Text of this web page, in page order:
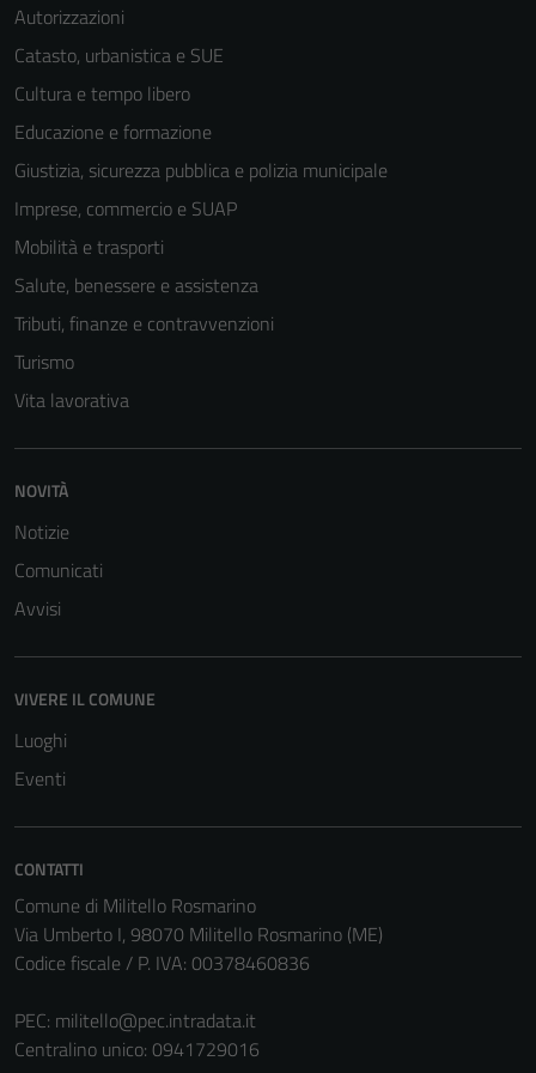
Autorizzazioni
Catasto, urbanistica e SUE
Cultura e tempo libero
Educazione e formazione
Giustizia, sicurezza pubblica e polizia municipale
Imprese, commercio e SUAP
Mobilità e trasporti
Salute, benessere e assistenza
Tributi, finanze e contravvenzioni
Turismo
Vita lavorativa
NOVITÀ
Notizie
Comunicati
Avvisi
VIVERE IL COMUNE
Luoghi
Eventi
CONTATTI
Comune di Militello Rosmarino
Via Umberto I, 98070 Militello Rosmarino (ME)
Codice fiscale / P. IVA: 00378460836
PEC: militello@pec.intradata.it
Centralino unico: 0941729016
funzionamento
non raccolgono